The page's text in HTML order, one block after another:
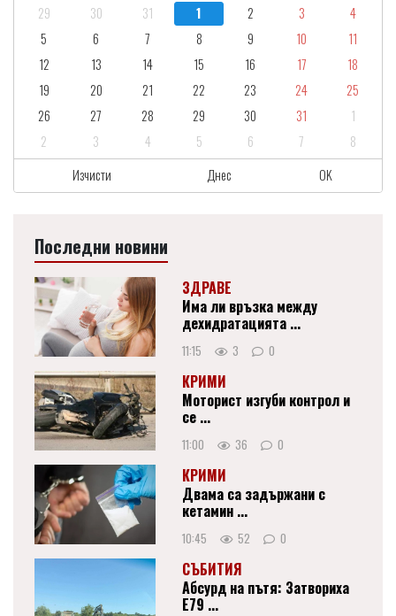
29
30 31 1 2 3
4
5
6 7 8 9 10
11
12
13 14 15 16 17
18
19
20 21 22 23 24
25
26
27 28 29 30 31
1
2
3 4 5 6 7
8
Изчисти
Днес OK
Последни новини
ЗДРАВЕ
Има ли връзка между
дехидратацията ...
11:15 3 0
КРИМИ
Моторист изгуби контрол и
се ...
11:00 36 0
КРИМИ
Двама са задържани с
кетамин ...
10:45 52 0
СЪБИТИЯ
Абсурд на пътя: Затвориха
Е79 ...